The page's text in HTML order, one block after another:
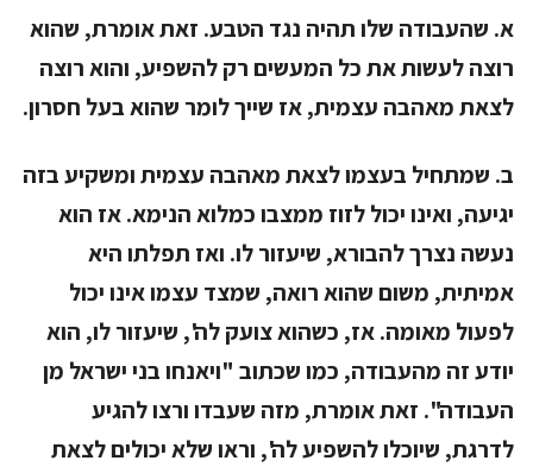
א. שהעבודה שלו תהיה נגד הטבע. זאת אומרת, שהוא
רוצה לעשות את כל המעשים רק להשפיע, והוא רוצה
לצאת מאהבה עצמית, אז שייך לומר שהוא בעל חסרון.
ב. שמתחיל בעצמו לצאת מאהבה עצמית ומשקיע בזה
יגיעה, ואינו יכול לזוז ממצבו כמלוא הנימא. אז הוא
נעשה נצרך להבורא, שיעזור לו. ואז תפלתו היא
אמיתית, משום שהוא רואה, שמצד עצמו אינו יכול
לפעול מאומה. אז, כשהוא צועק לה', שיעזור לו, הוא
יודע זה מהעבודה, כמו שכתוב "ויאנחו בני ישראל מן
העבודה". זאת אומרת, מזה שעבדו ורצו להגיע
לדרגת, שיוכלו להשפיע לה', וראו שלא יכולים לצאת